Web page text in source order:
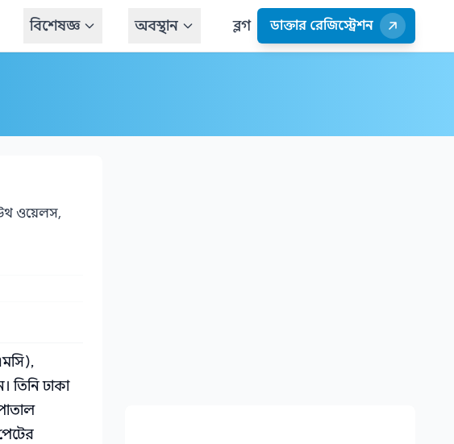
বিশেষজ্ঞ অবস্থান ব্লগ ডাক্তার রেজিস্ট্রেশন
ওয়েলস,
তিনি ঢাকা